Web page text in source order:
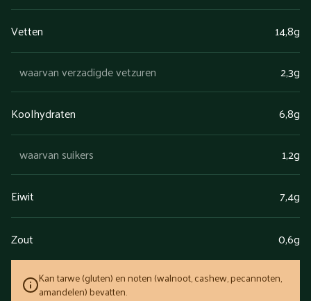
Vetten 14,8g
waarvan verzadigde vetzuren 2,3g
Koolhydraten 6,8g
waarvan suikers 1,2g
Eiwit 7,4g
Zout 0,6g
Kan tarwe (gluten) en noten (walnoot, cashew, pecannoten,
amandelen) bevatten.